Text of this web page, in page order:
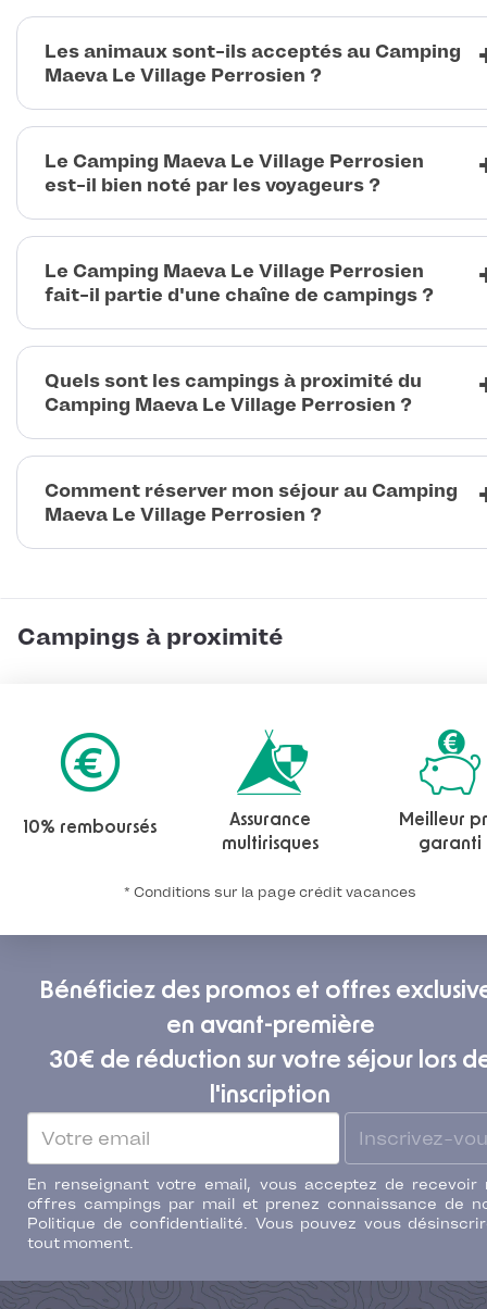
Les animaux sont-ils acceptés au Camping
Maeva Le Village Perrosien ?
Le Camping Maeva Le Village Perrosien
est-il bien noté par les voyageurs ?
Le Camping Maeva Le Village Perrosien
fait-il partie d'une chaîne de campings ?
Quels sont les campings à proximité du
Camping Maeva Le Village Perrosien ?
Comment réserver mon séjour au Camping
Maeva Le Village Perrosien ?
Campings à proximité
10% remboursés
Assurance
multirisques
Meilleur
garanti
* Conditions sur la page crédit vacances
Bénéficiez des promos et offres
en avant-première
30€ de réduction sur votre séjour lors
l'inscription
Inscrivez-
En renseignant votre email, vous acceptez de recevoir
offres campings par mail et prenez connaissance de
Politique de confidentialité. Vous pouvez vous
tout moment.